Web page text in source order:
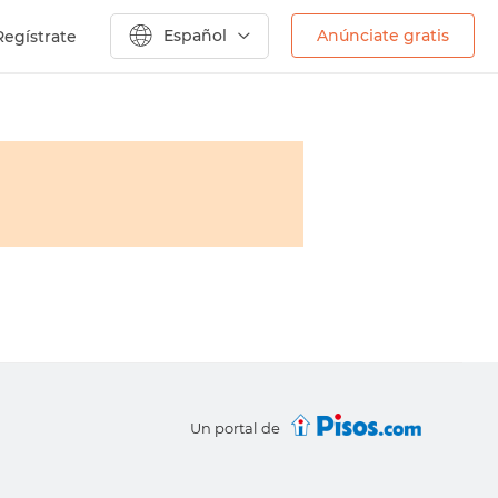
Español Anúnciate gratis
Un portal de